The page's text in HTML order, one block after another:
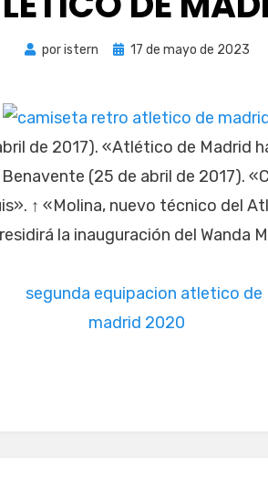
poristern
Publicada
17 de mayo de 2023
de 2017). «Atlético de Madrid
(25 de abril de 2017).
↑ «Molina, nuevo técnico del
la inauguración del Wanda